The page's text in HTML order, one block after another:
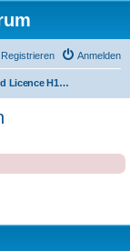
Anmelden
Registrieren
Extended Licence H100 Emulation